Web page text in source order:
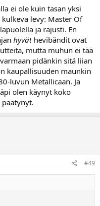
ei ole kuin tasan yksi
levy: Master Of
ja rajusti. En
hyväthevibändit ovat
mutta muhun ei tää
pidänkin sitä liian
kaupallisuuden maunkin
luvun Metallicaan. Ja
olen käynyt koko
#49